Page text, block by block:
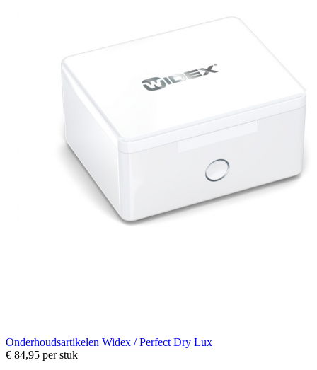
Onderhoudsartikelen Widex / Perfect Dry Lux
€ 84,95 per stuk